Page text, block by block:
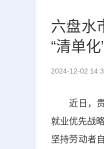
六盘水
“清单化
2024-12-02
近日，贵
就业优先战
坚持劳动者